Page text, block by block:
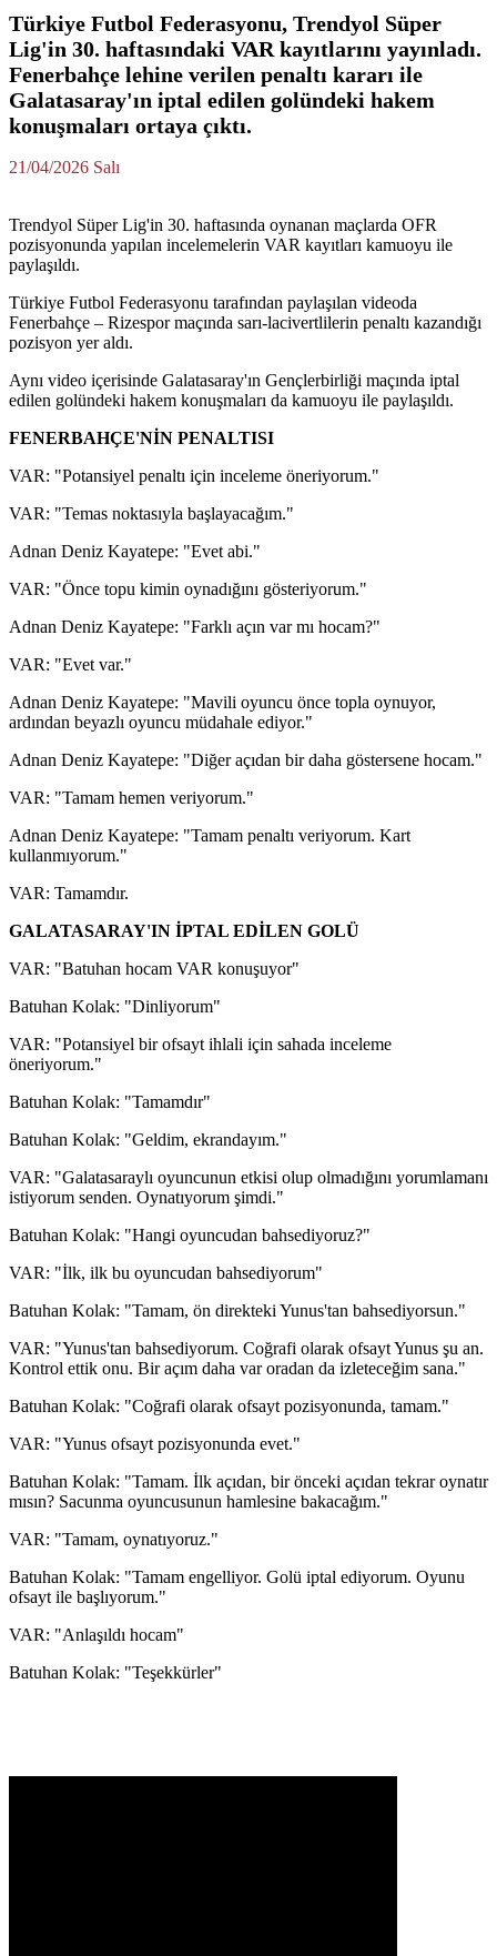
Türkiye Futbol Federasyonu, Trendyol Süper
Lig'in 30. haftasındaki VAR kayıtlarını yayınladı.
Fenerbahçe lehine verilen penaltı kararı ile
Galatasaray'ın iptal edilen golündeki hakem
konuşmaları ortaya çıktı.
21/04/2026 Salı
Trendyol Süper Lig'in 30. haftasında oynanan maçlarda OFR
pozisyonunda yapılan incelemelerin VAR kayıtları kamuoyu ile
paylaşıldı.
Türkiye Futbol Federasyonu tarafından paylaşılan videoda
Fenerbahçe – Rizespor maçında sarı-lacivertlilerin penaltı kazandığı
pozisyon yer aldı.
Aynı video içerisinde Galatasaray'ın Gençlerbirliği maçında iptal
edilen golündeki hakem konuşmaları da kamuoyu ile paylaşıldı.
FENERBAHÇE'NİN PENALTISI
VAR: "Potansiyel penaltı için inceleme öneriyorum."
VAR: "Temas noktasıyla başlayacağım."
Adnan Deniz Kayatepe: "Evet abi."
VAR: "Önce topu kimin oynadığını gösteriyorum."
Adnan Deniz Kayatepe: "Farklı açın var mı hocam?"
VAR: "Evet var."
Adnan Deniz Kayatepe: "Mavili oyuncu önce topla oynuyor,
ardından beyazlı oyuncu müdahale ediyor."
Adnan Deniz Kayatepe: "Diğer açıdan bir daha göstersene hocam."
VAR: "Tamam hemen veriyorum."
Adnan Deniz Kayatepe: "Tamam penaltı veriyorum. Kart
kullanmıyorum."
VAR: Tamamdır.
GALATASARAY'IN İPTAL EDİLEN GOLÜ
VAR: "Batuhan hocam VAR konuşuyor"
Batuhan Kolak: "Dinliyorum"
VAR: "Potansiyel bir ofsayt ihlali için sahada inceleme
öneriyorum."
Batuhan Kolak: "Tamamdır"
Batuhan Kolak: "Geldim, ekrandayım."
VAR: "Galatasaraylı oyuncunun etkisi olup olmadığını yorumlamanı
istiyorum senden. Oynatıyorum şimdi."
Batuhan Kolak: "Hangi oyuncudan bahsediyoruz?"
VAR: "İlk, ilk bu oyuncudan bahsediyorum"
Batuhan Kolak: "Tamam, ön direkteki Yunus'tan bahsediyorsun."
VAR: "Yunus'tan bahsediyorum. Coğrafi olarak ofsayt Yunus şu an.
Kontrol ettik onu. Bir açım daha var oradan da izleteceğim sana."
Batuhan Kolak: "Coğrafi olarak ofsayt pozisyonunda, tamam."
VAR: "Yunus ofsayt pozisyonunda evet."
Batuhan Kolak: "Tamam. İlk açıdan, bir önceki açıdan tekrar oynatır
mısın? Sacunma oyuncusunun hamlesine bakacağım."
VAR: "Tamam, oynatıyoruz."
Batuhan Kolak: "Tamam engelliyor. Golü iptal ediyorum. Oyunu
ofsayt ile başlıyorum."
VAR: "Anlaşıldı hocam"
Batuhan Kolak: "Teşekkürler"